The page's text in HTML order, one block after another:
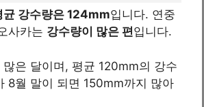
균 강수량은 124mm입니다. 연중
사카는 강수량이 많은 편입니다.
은 달이며, 평균 120mm의 강수
8월 말이 되면 150mm까지 많아